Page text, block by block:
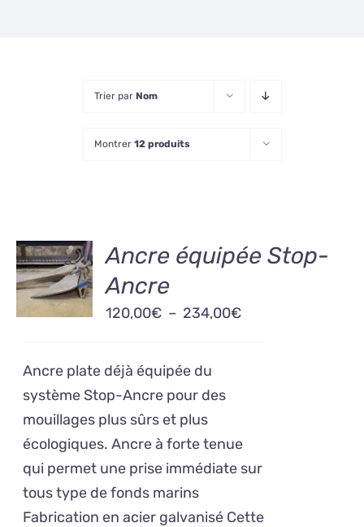
Trier par Nom
Montrer 12 produits
CHOIX
DES
OPTIONS
CE
PRODUIT
VARIATIONS.
LES
OPTIONS
PEUVENT
ÊTRE
CHOISIES
SUR
LA
PAGE
/
DÉTAILS
Ancre équipée Stop-
Ancre
120,00€ – 234,00€Plage
Ancre plate déjà équipée du
système Stop-Ancre pour des
mouillages plus sûrs et plus
écologiques. Ancre à forte tenue
qui permet une prise immédiate sur
tous type de fonds marins
Fabrication en acier galvanisé Cette